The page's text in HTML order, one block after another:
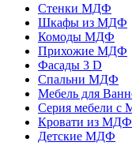
Стенки МДФ
Шкафы из МДФ
Комоды МДФ
Прихожие МДФ
Фасады 3 D
Спальни МДФ
Мебель для
Серия мебели с
Кровати из МДФ
Детские МДФ